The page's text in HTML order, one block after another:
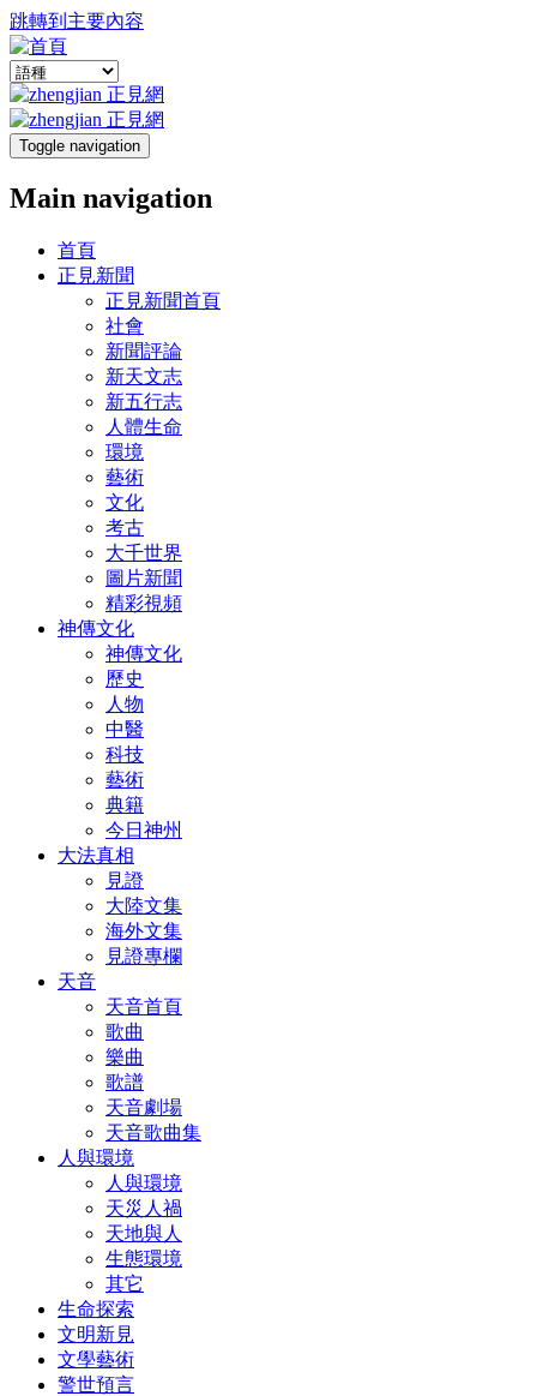
跳轉到主要內容
Toggle navigation
Main navigation
首頁
正見新聞
正見新聞首頁
社會
新聞評論
新天文志
新五行志
人體生命
環境
藝術
文化
考古
大千世界
圖片新聞
精彩視頻
神傳文化
神傳文化
歷史
人物
中醫
科技
藝術
典籍
今日神州
大法真相
見證
大陸文集
海外文集
見證專欄
天音
天音首頁
歌曲
樂曲
歌譜
天音劇場
天音歌曲集
人與環境
人與環境
天災人禍
天地與人
生態環境
其它
生命探索
文明新見
文學藝術
警世預言